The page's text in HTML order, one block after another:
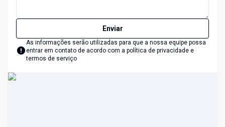
Enviar
As informações serão utilizadas para que a nossa equipe possa
entrar em contato de acordo com a política de privacidade e
termos de serviço